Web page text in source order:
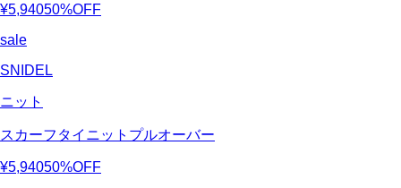
¥5,94050%OFF
sale
SNIDEL
ニット
スカーフタイニットプルオーバー
¥5,94050%OFF